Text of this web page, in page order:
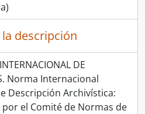
descripción
DE
Norma Internacional
Descripción Archivística:
el Comité de Normas de